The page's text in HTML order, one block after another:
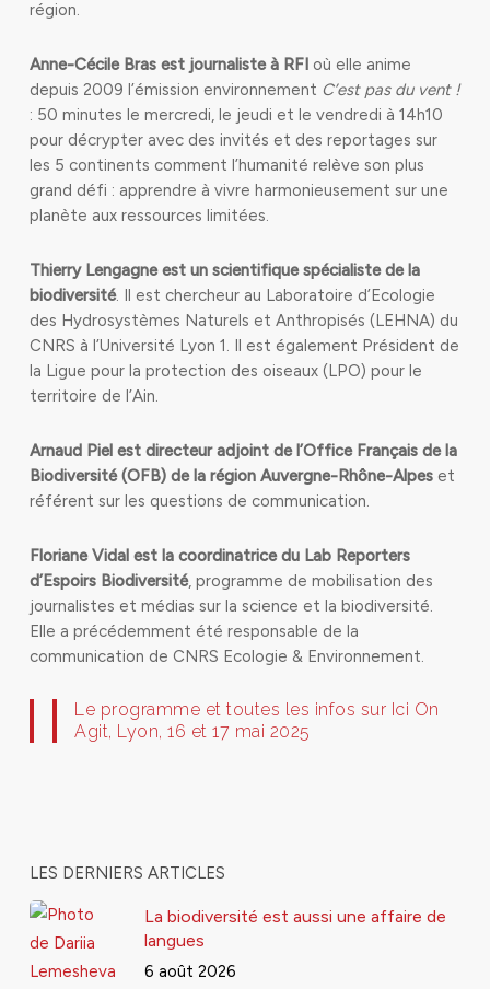
région.
Anne-Cécile Bras est journaliste à RFI où elle anime
depuis 2009 l’émission environnement C’est pas du vent !
: 50 minutes le mercredi, le jeudi et le vendredi à 14h10
pour décrypter avec des invités et des reportages sur
les 5 continents comment l’humanité relève son plus
grand défi : apprendre à vivre harmonieusement sur une
planète aux ressources limitées.
Thierry Lengagne est un scientifique spécialiste de la
biodiversité. Il est chercheur au Laboratoire d’Ecologie
des Hydrosystèmes Naturels et Anthropisés (LEHNA) du
CNRS à l’Université Lyon 1. Il est également Président de
la Ligue pour la protection des oiseaux (LPO) pour le
territoire de l’Ain.
Arnaud Piel est directeur adjoint de l’Office Français de la
Biodiversité (OFB) de la région Auvergne-Rhône-Alpeset
référent sur les questions de communication.
Floriane Vidal est la coordinatrice du Lab Reporters
d’Espoirs Biodiversité, programme de mobilisation des
journalistes et médias sur la science et la biodiversité.
Elle a précédemment été responsable de la
communication de CNRS Ecologie & Environnement.
Le programme et toutes les infos sur Ici On
Agit, Lyon, 16 et 17 mai 2025
LES DERNIERS ARTICLES
La biodiversité est aussi une affaire de
langues
6 août 2026